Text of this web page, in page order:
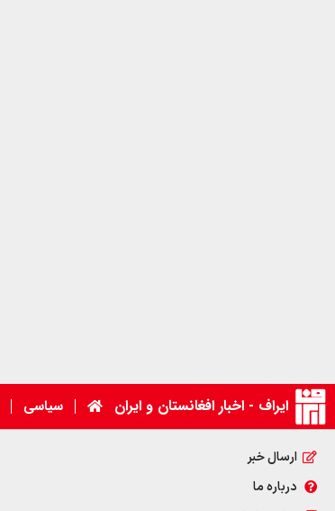
ایراف - اخبار افغانستان و ایران سیاسی
ارسال خبر
درباره ما